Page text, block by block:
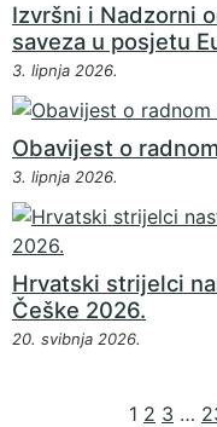
Izvršni i Nadzorni
saveza u posjetu
3. lipnja 2026.
Obavijest o
3. lipnja 2026.
Hrvatski strijelci
Češke 2026.
20. svibnja 2026.
1 2 3 …